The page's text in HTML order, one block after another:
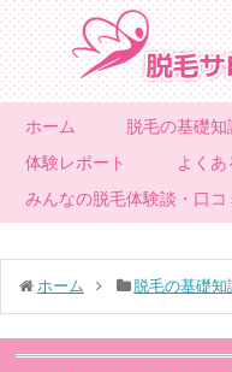
ホーム 脱毛の基礎知
体験レポート
よくあ
みんなの脱毛体験談・口コ
ホーム 脱毛の基礎知